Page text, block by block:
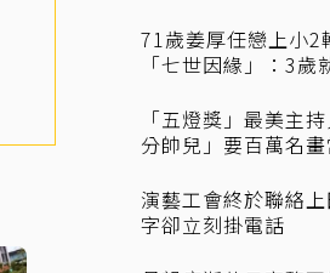
71歲姜厚任戀上小
「七世因緣」：3歲
「五燈獎」最美主
分帥兒」要百萬名
演藝工會終於聯絡
字卻立刻掛電話